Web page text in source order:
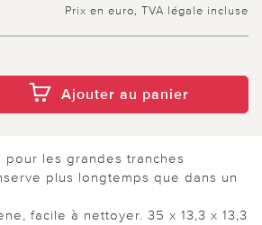
Prix en euro, TVA légale incluse
Ajouter au panier
pour les grandes tranches
plus longtemps que dans un
facile à nettoyer. 35 x 13,3 x 13,3